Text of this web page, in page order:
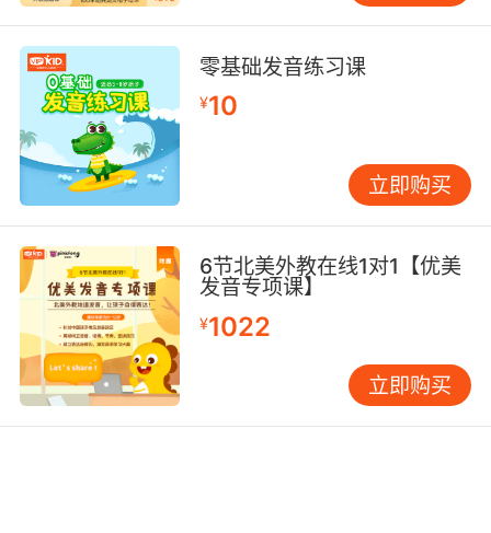
零基础发音练习课
¥10
立即购买
6节北美外教在线1对1【优美
发音专项课】
¥1022
立即购买